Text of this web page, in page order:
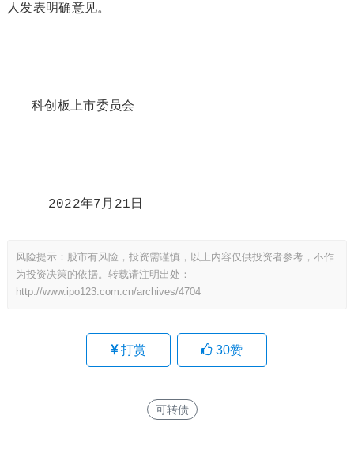
人发表明确意见。
科创板上市委员会
2022年7月21日
风险提示：股市有风险，投资需谨慎，以上内容仅供投资者参考，不作
为投资决策的依据。转载请注明出处：
http://www.ipo123.com.cn/archives/4704
打赏 30赞
可转债